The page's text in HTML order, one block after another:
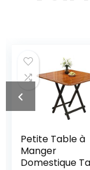
Petite Table à
Manger
Domestique